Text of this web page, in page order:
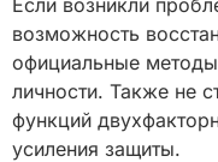
возможность
официальные
личности. Также не
функций
усиления защиты.